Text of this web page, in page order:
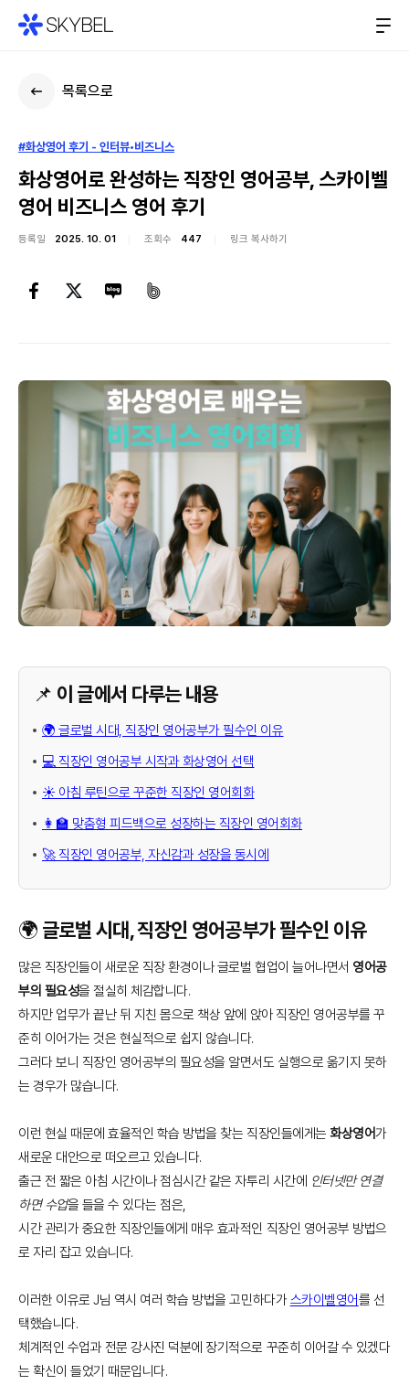
목록으로
#화상영어 후기 - 인터뷰•비즈니스
화상영어로 완성하는 직장인 영어공부, 스카이벨
영어 비즈니스 영어 후기
등록일 2025. 10. 01 조회수 447 링크 복사하기
📌 이 글에서 다루는 내용
🌍 글로벌 시대, 직장인 영어공부가 필수인 이유
💻 직장인 영어공부 시작과 화상영어 선택
☀️ 아침 루틴으로 꾸준한 직장인 영어회화
👩‍🏫 맞춤형 피드백으로 성장하는 직장인 영어회화
🚀 직장인 영어공부, 자신감과 성장을 동시에
🌍 글로벌 시대, 직장인 영어공부가 필수인 이유
많은 직장인들이 새로운 직장 환경이나 글로벌 협업이 늘어나면서 영어공
부의 필요성을 절실히 체감합니다.
하지만 업무가 끝난 뒤 지친 몸으로 책상 앞에 앉아 직장인 영어공부를 꾸
준히 이어가는 것은 현실적으로 쉽지 않습니다.
그러다 보니 직장인 영어공부의 필요성을 알면서도 실행으로 옮기지 못하
는 경우가 많습니다.
이런 현실 때문에 효율적인 학습 방법을 찾는 직장인들에게는화상영어가
새로운 대안으로 떠오르고 있습니다.
출근 전 짧은 아침 시간이나 점심시간 같은 자투리 시간에 인터넷만 연결
하면 수업을 들을 수 있다는 점은,
시간 관리가 중요한 직장인들에게 매우 효과적인 직장인 영어공부 방법으
로 자리 잡고 있습니다.
이러한 이유로 J님 역시 여러 학습 방법을 고민하다가스카이벨영어를 선
택했습니다.
체계적인 수업과 전문 강사진 덕분에 장기적으로 꾸준히 이어갈 수 있겠다
는 확신이 들었기 때문입니다.